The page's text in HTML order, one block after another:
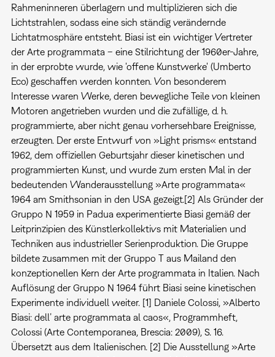
Rahmeninneren überlagern und multiplizieren sich die
Lichtstrahlen, sodass eine sich ständig verändernde
Lichtatmosphäre entsteht. Biasi ist ein wichtiger Vertreter
der Arte programmata – eine Stilrichtung der 1960er-Jahre,
in der erprobte wurde, wie 'offene Kunstwerke' (Umberto
Eco) geschaffen werden konnten. Von besonderem
Interesse waren Werke, deren bewegliche Teile von kleinen
Motoren angetrieben wurden und die zufällige, d. h.
programmierte, aber nicht genau vorhersehbare Ereignisse,
erzeugten. Der erste Entwurf von »Light prisms« entstand
1962, dem offiziellen Geburtsjahr dieser kinetischen und
programmierten Kunst, und wurde zum ersten Mal in der
bedeutenden Wanderausstellung »Arte programmata«
1964 am Smithsonian in den USA gezeigt.[2] Als Gründer der
Gruppo N 1959 in Padua experimentierte Biasi gemäß der
Leitprinzipien des Künstlerkollektivs mit Materialien und
Techniken aus industrieller Serienproduktion. Die Gruppe
bildete zusammen mit der Gruppo T aus Mailand den
konzeptionellen Kern der Arte programmata in Italien. Nach
Auflösung der Gruppo N 1964 führt Biasi seine kinetischen
Experimente individuell weiter. [1] Daniele Colossi, »Alberto
Biasi: dell’ arte programmata al caos«, Programmheft,
Colossi (Arte Contemporanea, Brescia: 2009), S. 16.
Übersetzt aus dem Italienischen. [2] Die Ausstellung »Arte